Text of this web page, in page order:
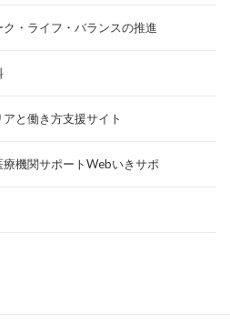
・ライフ・バランスの推進
と働き方支援サイト
機関サポートWebいきサポ